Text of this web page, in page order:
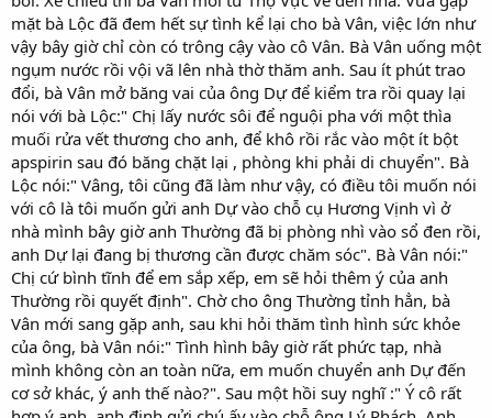
mặt bà Lộc đã đem hết sự tình kể lại cho bà Vân, việc lớn như
vậy bây giờ chỉ còn có trông cậy vào cô Vân. Bà Vân uống một
ngụm nước rồi vội vã lên nhà thờ thăm anh. Sau ít phút trao
đổi, bà Vân mở băng vai của ông Dự để kiểm tra rồi quay lại
nói với bà Lộc:" Chị lấy nước sôi để nguội pha với một thìa
muối rửa vết thương cho anh, để khô rồi rắc vào một ít bột
apspirin sau đó băng chặt lại , phòng khi phải di chuyển". Bà
Lộc nói:" Vâng, tôi cũng đã làm như vậy, có điều tôi muốn nói
với cô là tôi muốn gửi anh Dự vào chỗ cụ Hương Vịnh vì ở
nhà mình bây giờ anh Thường đã bị phòng nhì vào sổ đen rồi,
anh Dự lại đang bị thương cần được chăm sóc". Bà Vân nói:"
Chị cứ bình tĩnh để em sắp xếp, em sẽ hỏi thêm ý của anh
Thường rồi quyết định". Chờ cho ông Thường tỉnh hẳn, bà
Vân mới sang gặp anh, sau khi hỏi thăm tình hình sức khỏe
của ông, bà Vân nói:" Tình hình bây giờ rất phức tạp, nhà
mình không còn an toàn nữa, em muốn chuyển anh Dự đến
cơ sở khác, ý anh thế nào?". Sau một hồi suy nghĩ :" Ý cô rất